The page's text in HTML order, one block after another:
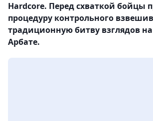
Hardcore. Перед схваткой бойцы
процедуру контрольного
традиционную битву взглядов
Арбате.